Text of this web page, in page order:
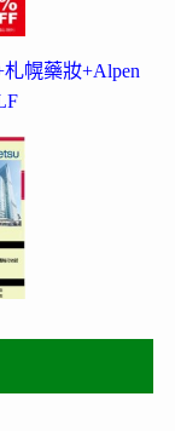
幌藥妝+Alpen